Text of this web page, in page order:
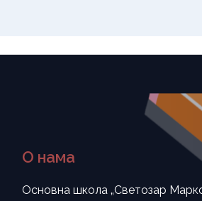
О нама
Основна школа „Светозар